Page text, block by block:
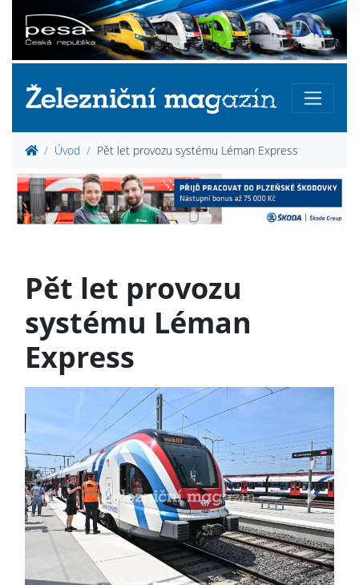
Úvod Pět let provozu systému Léman Express
Pět let provozu
systému Léman
Express
Previous Next